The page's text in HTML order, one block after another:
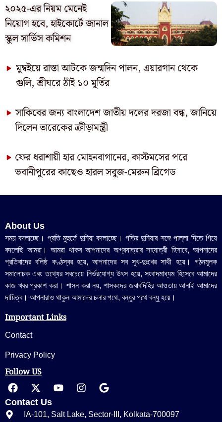
২০২৫-এর নিয়ম মেনেই
নিয়োগ হবে, হাইকোর্টে জানাল
স্কুল সার্ভিস কমিশন
মুম্বইয়ে রাস্তা আটকে জন্মদিন পালন, এয়ারগান থেকে
গুলি, শ্রীঘরে ঠাঁই ১০ মূর্তির
সাকিবের জন্য বাংলাদেশ জাতীয় দলের দরজা বন্ধ, জানিয়ে
দিলেন তারেকের ক্রীড়ামন্ত্রী
ফের ধরাশায়ী হার মোহনবাগানের, কাস্টমসের পরে
ভবানীপুরের কাছেও হারল সবুজ-মেরুন ব্রিগেড
About Us
সময় বদলাচ্ছে। প্রতি মুহুর্তে দুনিয়া বদলাচ্ছে। গতির দুনিয়ার সঙ্গে পাল্লা দিতে গিয়ে
বদলেছি আমরা। আমরা থাকব আপনাদের অগ্রযাত্রার সহযাত্রী হিসাবে, আপনাদের
প্রতিবাদের বলিষ্ঠ কণ্ঠস্বর হয়ে, আপনাদের সব সুখ-দুঃখের সাথী হয়ে। গঠনমূলক
সমালোচক এবং তথ্যের সবচেয়ে নির্ভরযোগ্য উ‍ৎস হয়ে, সংবাদমাধ্যম হিসেবে আমাদের
কাজ খবর প্রকাশ করা। শাসন করা নয়, শাসকদের জবাবদিহির আওতায় আনাই আমাদের
দায়িত্ব। আপনারাও থাকুন আমাদের চলার পথে, বন্ধুর পথে বন্ধু হয়ে।
Important Links
Contact
Privacy Policy
Follow US
Contact Us
IA-101, Salt Lake, Sector-III, Kolkata-700097